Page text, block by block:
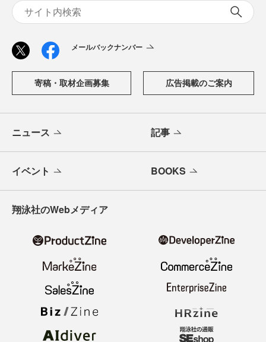
メールバックナンバー
寄稿・取材企画募集 広告掲載のご案内
ニュース 記事
イベント BOOKS
翔泳社のWebメディア